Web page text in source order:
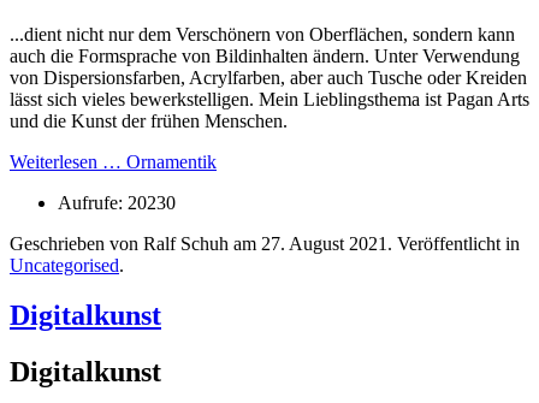
...dient nicht nur dem Verschönern von Oberflächen, sondern kann
auch die Formsprache von Bildinhalten ändern. Unter Verwendung
von Dispersionsfarben, Acrylfarben, aber auch Tusche oder Kreiden
lässt sich vieles bewerkstelligen. Mein Lieblingsthema ist Pagan Arts
und die Kunst der frühen Menschen.
Weiterlesen … Ornamentik
Aufrufe: 20230
Geschrieben von Ralf Schuh am 27. August 2021 . Veröffentlicht in
Uncategorised.
Digitalkunst
Digitalkunst